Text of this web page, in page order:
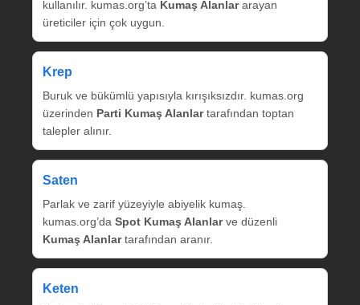
kullanılır. kumas.org’ta Kumaş Alanlararayan
üreticiler için çok uygun.
Krep
Buruk ve bükümlü yapısıyla kırışıksızdır. kumas.org
üzerinden Parti Kumaş Alanlartarafından toptan
talepler alınır.
Saten
Parlak ve zarif yüzeyiyle abiyelik kumaş.
kumas.org’da Spot Kumaş Alanlarve düzenli
Kumaş Alanlartarafından aranır.
Keten